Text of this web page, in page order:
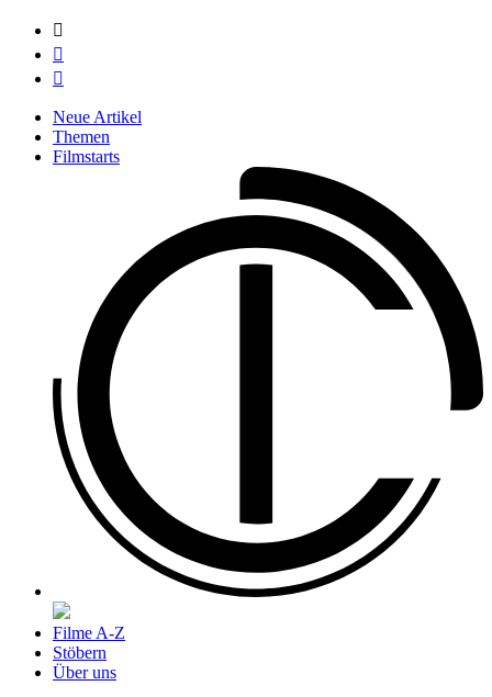



Neue Artikel
Themen
Filmstarts
Filme A-Z
Stöbern
Über uns